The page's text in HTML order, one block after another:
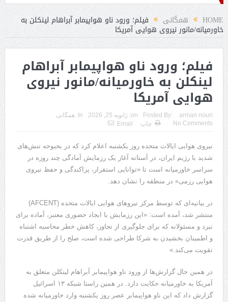
HOME همگانی فیلم؛ ورود ناو هواپیمابر آبراهام لینکلن به
خاورمیانه/مانور نیروی هوایی آمریکا
فیلم؛ ورود ناو هواپیمابر آبراهام
لینکلن به خاورمیانه/مانور نیروی
هوایی آمریکا
Posted By: arman nouri
on: ژانویه 25, 2026 In: همگانی
No Comments
چاپ Email
نیروی هوایی ایالات متحده روز یکشنبه اعلام کرد که در بحبوحه تنش‌های
شدید با رژیم ایران، در آستانه آغاز یک رزمایش آمادگی چند روزه در
سراسر خاورمیانه است تا «توانایی استقرار، پراکندگی و حفظ نیروی
هوایی رزمی» در منطقه را نشان دهد.
در بیانیه‌ای که توسط مرکز نیروهای هوایی ایالات متحده (AFCENT)
منتشر شد، آمده است: «این رزمایش با ایجاد حضوری معتبر، آماده برای
نبرد و مسئولانه که برای جلوگیری از تجاوز، کاهش خطر محاسبه اشتباه
و اطمینان بخشیدن به شرکا طراحی شده است، صلح را از طریق قدرت
تقویت می‌کند.»
در همین حال گزارش‌ها از ورود ناو هواپیمابر آبراهام لینکلن متعلق به
آمریکا به خاورمیانه حکایت دارد. در همین راستا شبکه ۱۳ اسرائیل
گزارش داد که این ناو هواپیمابر عصر روز یکشنبه وارد خاورمیانه شده